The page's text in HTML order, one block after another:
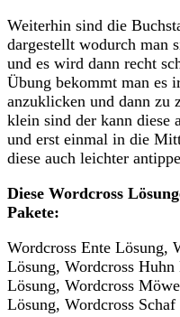
Weiterhin sind die
dargestellt wodurch man
und es wird dann recht
Übung bekommt man es
anzuklicken und dann zu
klein sind der kann diese
und erst einmal in die
diese auch leichter
Diese Wordcross
Pakete:
Wordcross Ente Lösung,
Lösung, Wordcross
Lösung, Wordcross
Lösung, Wordcross